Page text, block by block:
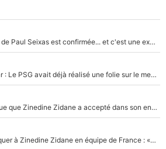
La signature du grand rival de Paul Seixas est confirmée... et c'est une excellente nouvelle pour l'équipe Decathlon-CMA CGM !
250M€ pour signer une star : Le PSG avait déjà réalisé une folie sur le mercato bien avant Neymar !
Voilà le seul homme politique que Zinedine Zidane a accepté dans son entourage : «Je garde un très bon souvenir de lui»
Franck Ribéry a osé s'attaquer à Zinedine Zidane en équipe de France : «Je n'aurais jamais fait ça»